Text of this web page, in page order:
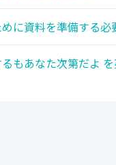
に資料を準備する
もあなた次第だよ